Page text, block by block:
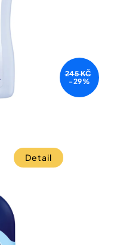
245 KČ
-29%
Detail